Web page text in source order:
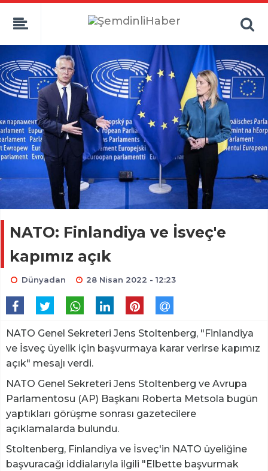
NATO: Finlandiya ve İsveç'e
kapımız açık
Dünyadan 28 Nisan 2022 - 12:23
NATO Genel Sekreteri Jens Stoltenberg, "Finlandiya
ve İsveç üyelik için başvurmaya karar verirse kapımız
açık" mesajı verdi.
NATO Genel Sekreteri Jens Stoltenberg ve Avrupa
Parlamentosu (AP) Başkanı Roberta Metsola bugün
yaptıkları görüşme sonrası gazetecilere
açıklamalarda bulundu.
Stoltenberg, Finlandiya ve İsveç'in NATO üyeliğine
başvuracağı iddialarıyla ilgili "Elbette başvurmak